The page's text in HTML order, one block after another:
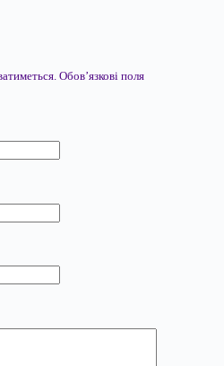
Обов’язкові поля